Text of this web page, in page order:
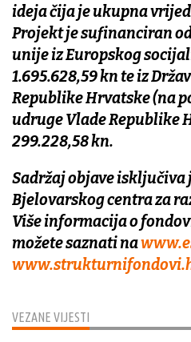
VEZANE VIJESTI
ideja čija je ukupna
Projekt je sufinanciran
unije iz Europskog
1.695.628,59 kn te iz
Republike Hrvatske (na
udruge Vlade Republike
299.228,58 kn.
Sadržaj objave isključiva
Bjelovarskog centra za
Više informacija o
možete saznati na